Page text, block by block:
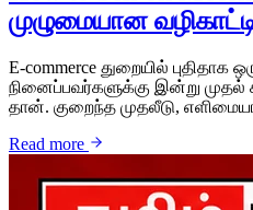
முழுமையான
E-commerce துறையில் புதிதாக
நினைப்பவர்களுக்கு இன்று முதல்
தான். குறைந்த முதலீடு,
Read more